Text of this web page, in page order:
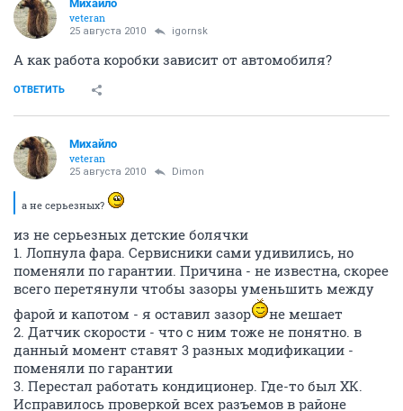
Михайло
veteran
25 августа 2010 igornsk
А как работа коробки зависит от автомобиля?
ОТВЕТИТЬ
Михайло
veteran
25 августа 2010 Dimon
а не серьезных?
из не серьезных детские болячки
1. Лопнула фара. Сервисники сами удивились, но
поменяли по гарантии. Причина - не известна, скорее
всего перетянули чтобы зазоры уменьшить между
фарой и капотом - я оставил зазор
не мешает
2. Датчик скорости - что с ним тоже не понятно. в
данный момент ставят 3 разных модификации -
поменяли по гарантии
3. Перестал работать кондиционер. Где-то был ХК.
Исправилось проверкой всех разъемов в районе